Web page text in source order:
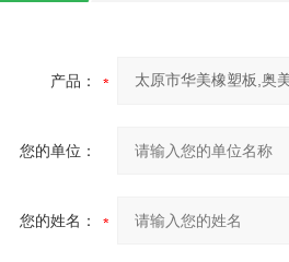
产品：
您的单位：
您的姓名：